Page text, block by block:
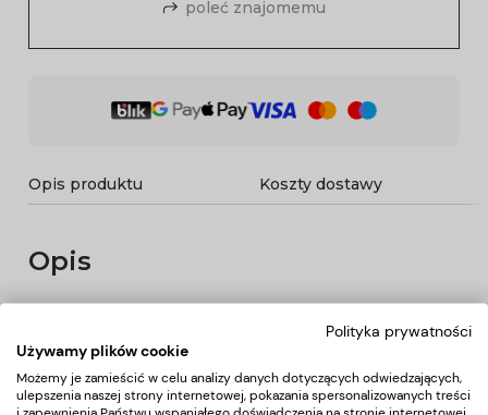
poleć znajomemu
Opis produktu Koszty dostawy
Opis
- Wygoda i komfort pracy - wykonana z pianki o wysokiej
gęstości mata pozwala na długie godziny pracy z niewielkim
naciskiem na stawy i stopy
Polityka prywatności
Używamy plików cookie
Możemy je zamieścić w celu analizy danych dotyczących odwiedzających,
ulepszenia naszej strony internetowej, pokazania spersonalizowanych treści